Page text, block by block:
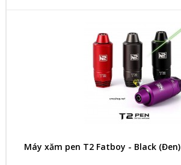
Máy xăm pen T2 Fatboy - Black (Đen)